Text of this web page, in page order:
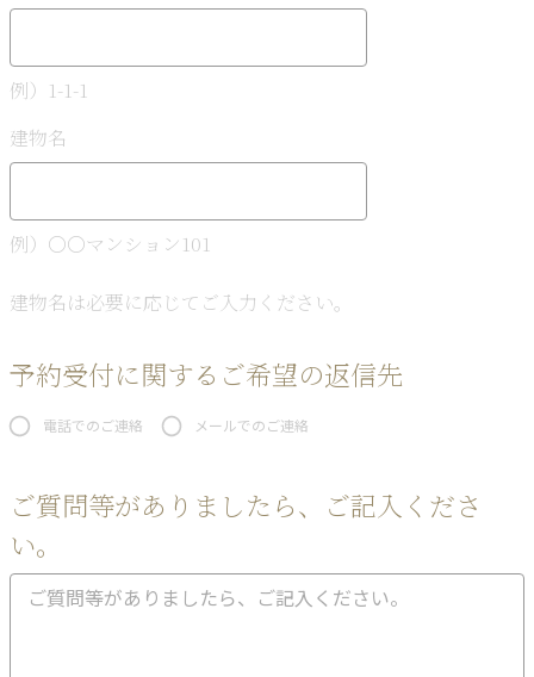
例）1-1-1
建物名
例）〇〇マンション101
建物名は必要に応じてご入力ください。
予約受付に関するご希望の返信先
電話でのご連絡 メールでのご連絡
ご質問等がありましたら、ご記入くださ
い。